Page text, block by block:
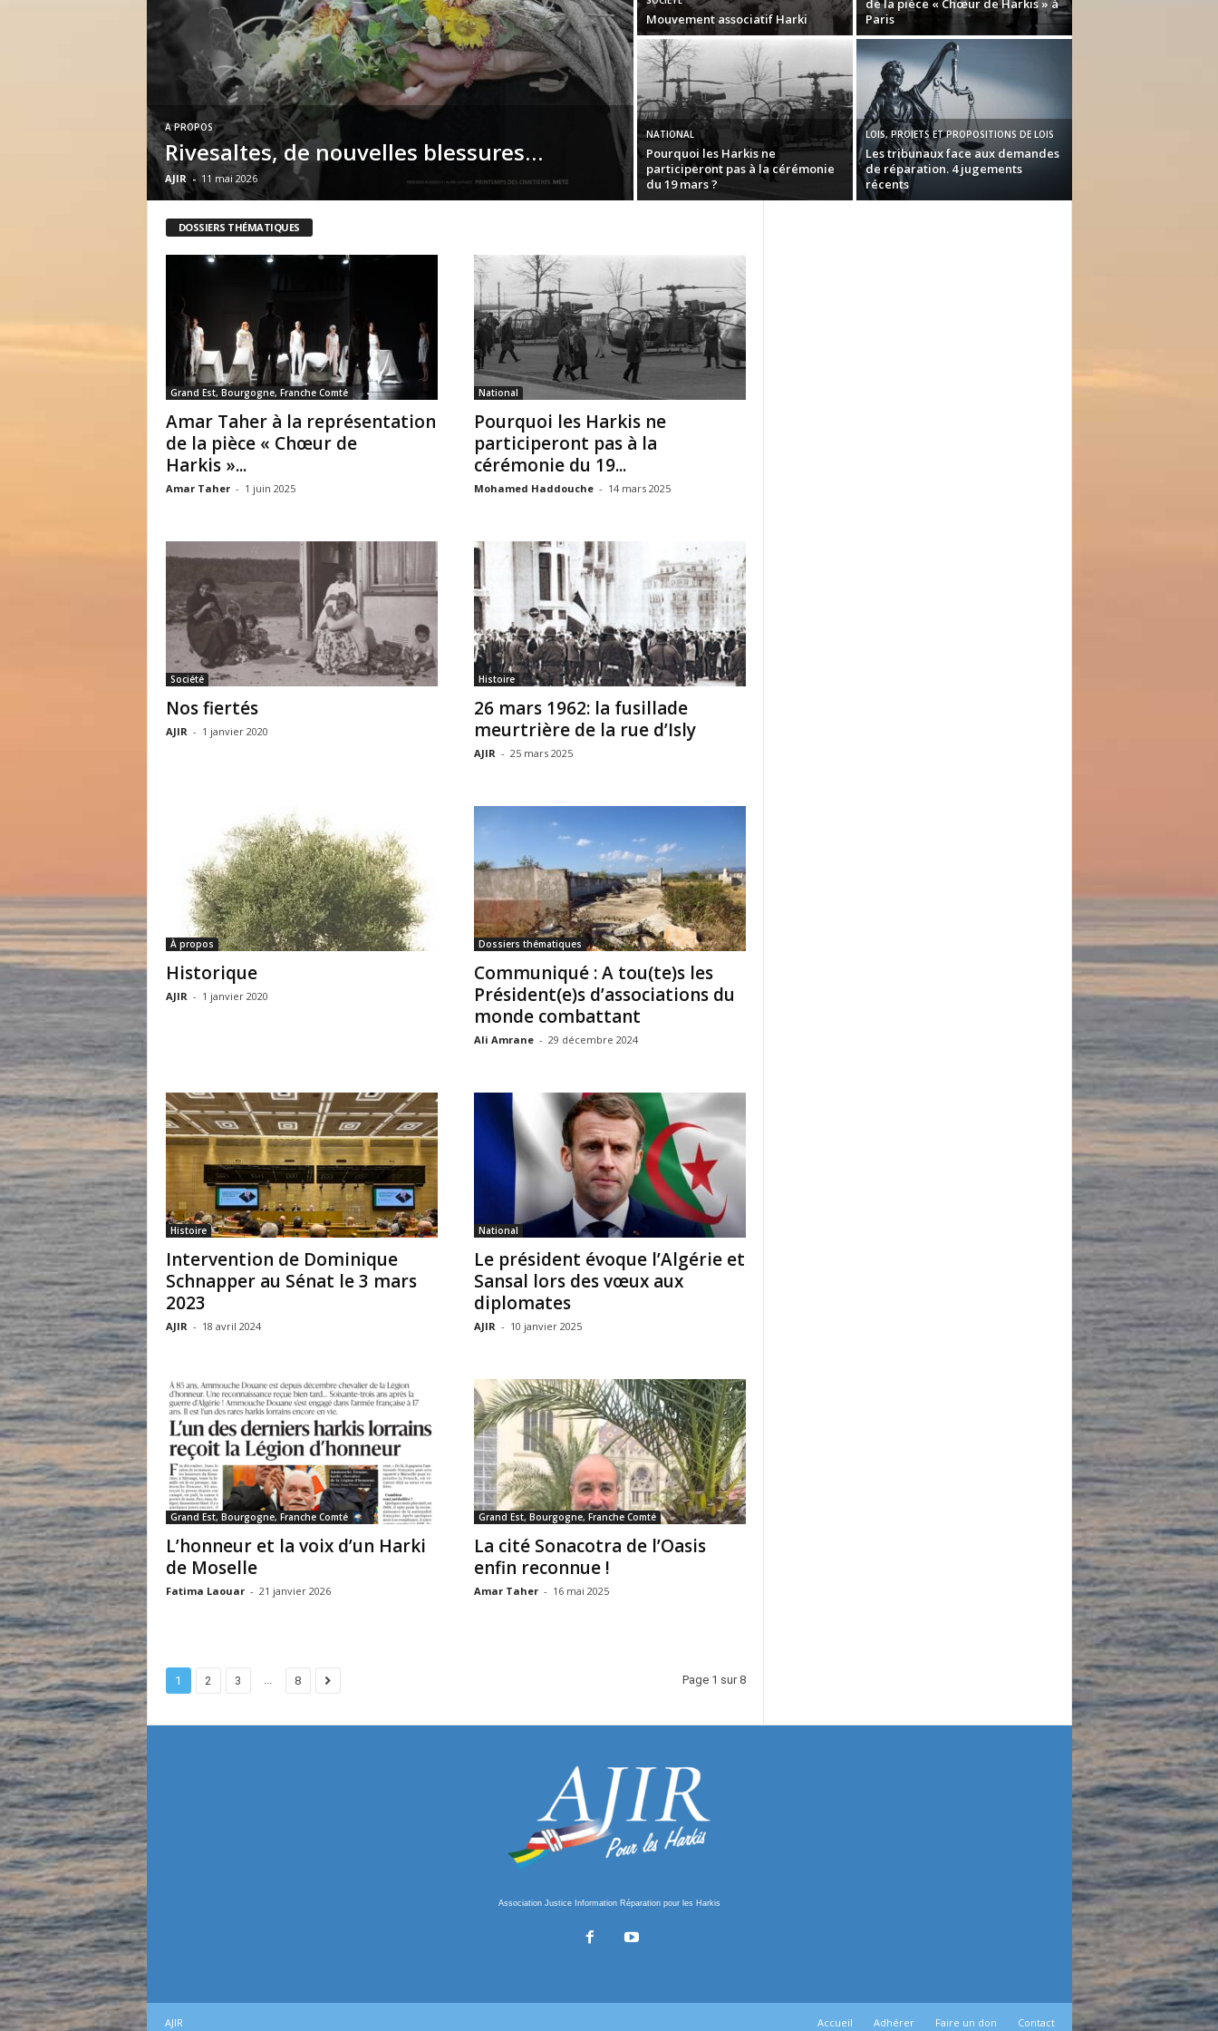
À PROPOS
Rivesaltes, de nouvelles blessures…
AJIR - 11 mai 2026
Mouvement associatif Harki
de la pièce « Chœur de Harkis » à
Paris
NATIONAL
Pourquoi les Harkis ne
participeront pas à la cérémonie
du 19 mars ?
LOIS, PROJETS ET PROPOSITIONS DE LOIS
Les tribunaux face aux demandes
de réparation. 4 jugements
récents
DOSSIERS THÉMATIQUES
Grand Est, Bourgogne, Franche Comté
Amar Taher à la représentation
de la pièce « Chœur de
Harkis »...
Amar Taher - 1 juin 2025
National
Pourquoi les Harkis ne
participeront pas à la
cérémonie du 19...
Mohamed Haddouche - 14 mars 2025
Société
Nos fiertés
AJIR - 1 janvier 2020
Histoire
26 mars 1962: la fusillade
meurtrière de la rue d’Isly
AJIR - 25 mars 2025
À propos
Historique
AJIR - 1 janvier 2020
Dossiers thématiques
Communiqué : A tou(te)s les
Président(e)s d’associations du
monde combattant
Ali Amrane - 29 décembre 2024
Histoire
Intervention de Dominique
Schnapper au Sénat le 3 mars
2023
AJIR - 18 avril 2024
National
Le président évoque l’Algérie et
Sansal lors des vœux aux
diplomates
AJIR - 10 janvier 2025
Grand Est, Bourgogne, Franche Comté
L’honneur et la voix d’un Harki
de Moselle
Fatima Laouar - 21 janvier 2026
Grand Est, Bourgogne, Franche Comté
La cité Sonacotra de l’Oasis
enfin reconnue !
Amar Taher - 16 mai 2025
1 2 3 ... 8 Page 1 sur 8
Association Justice Information Réparation pour les Harkis
Accueil Adhérer Faire un don Contact
AJIR